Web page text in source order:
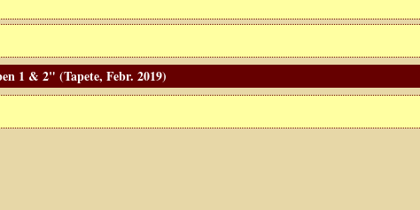
1 & 2" (Tapete, Febr. 2019)